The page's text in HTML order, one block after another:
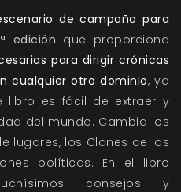
de campaña para
edición que proporciona
para dirigir crónicas
cualquier otro dominio, ya
libro es fácil de extraer y
del mundo. Cambia los
lugares, los Clanes de los
políticas. En el libro
consejos y